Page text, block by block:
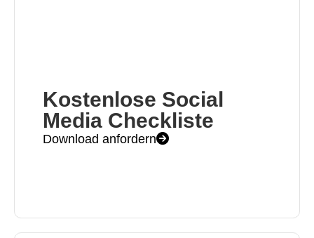
Kostenlose Social
Media Checkliste
Download anfordern